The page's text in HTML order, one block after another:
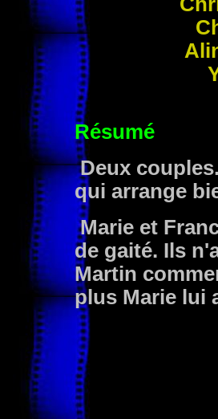
Résumé
Deux
qui arrange
Marie et
de gaité. Ils
Martin
plus Marie lui